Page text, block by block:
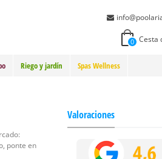
0 Cesta
Riego y jardín Spas Wellness
ponte en
Valoraciones